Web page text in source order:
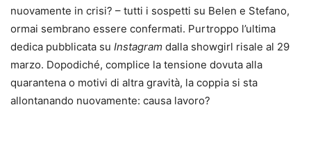
nuovamente in crisi? – tutti i sospetti su Belen e Stefano,
ormai sembrano essere confermati. Purtroppo l’ultima
dedica pubblicata su Instagram dalla showgirl risale al 29
marzo. Dopodiché, complice la tensione dovuta alla
quarantena o motivi di altra gravità, la coppia si sta
allontanando nuovamente: causa lavoro?